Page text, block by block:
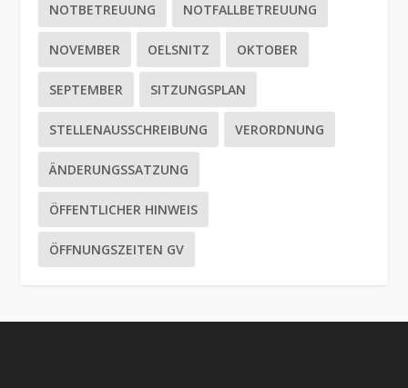
NOTBETREUUNG NOTFALLBETREUUNG
NOVEMBER OELSNITZ OKTOBER
SEPTEMBER SITZUNGSPLAN
STELLENAUSSCHREIBUNG VERORDNUNG
ÄNDERUNGSSATZUNG
ÖFFENTLICHER HINWEIS
ÖFFNUNGSZEITEN GV